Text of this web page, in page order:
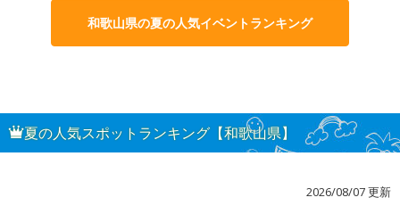
和歌山県の夏の人気イベントランキング
夏の人気スポットランキング【和歌山県】
2026/08/07 更新